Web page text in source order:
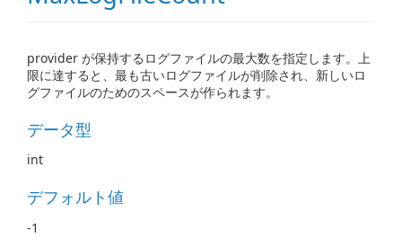
provider が保持するログファイルの最大数を指定します。上
限に達すると、最も古いログファイルが削除され、新しいロ
グファイルのためのスペースが作られます。
データ型
int
デフォルト値
-1